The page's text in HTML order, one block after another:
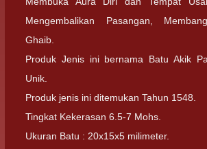
Mengembalikan Pasangan,
Ghaib.
Produk Jenis ini bernama Batu Akik
Unik.
Produk jenis ini ditemukan Tahun 1548.
Tingkat Kekerasan 6.5-7 Mohs.
Ukuran Batu : 20x15x5 milimeter.